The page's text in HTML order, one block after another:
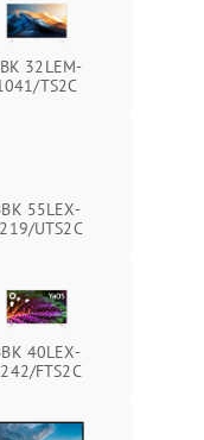
32LEM-
TS2C
55LEX-
UTS2C
40LEX-
FTS2C